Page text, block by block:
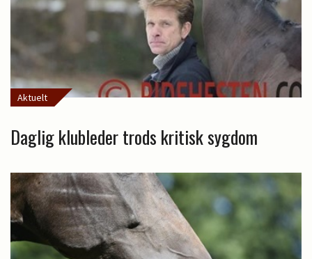
Aktuelt
Daglig klubleder trods kritisk sygdom